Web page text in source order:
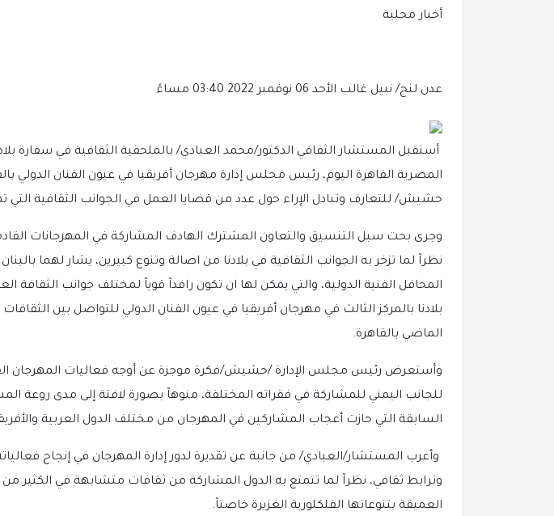
أخبار محلية
عدن لنج/ نبيل غالب الأحد 06 نوفمبر 2022 03:40 مساءً
أستقبل المستشار الثقافي الدكتور/محمد العبادي/ بالملحقية الثقافية في سفارة
المصرية القاهرة اليوم، رئيس مجلس إدارة مهرجان أفريقيا في عيون الفنان الدولي
حشيش/ للتعارف وتبادل الإراء حول عدد من قضايا العمل في الجوانب الثقافية التي
وجرى بحت سبل التنسيق والتعاون المشترك الهادف المشاركة في المهرجانات
نظرآ لما تزخر به الجوانب الثقافية في بلادنا من اصالة وتنوع كبيرين، يشار لهما
المحافل الفنية الدولية، والتي يمكن لها ان تكون رافدآ قويآ لمختلف جوانب الثقافة
بلادنا بالمركز الثالث في مهرجان أفريقيا في عيون الفنان الدولي للتواصل بين
الماضي بالقاهرة.
وأستعرض رئيس مجلس الإدارة /حشيش/فكرة موجزة عن أوجه فعاليات المهرجان
للجانب اليمني للمشاركة في فقراته المختلفة، منوهآ بصورة لافتة إلى مدى روعة
السابقة التي حازت أعجاب المشاركين في المهرجان من مختلف الدول العربية
وأعرب المستشار/العبادي/ من جانبة عن تقديرة لدور إدارة المهرجان في إنجاح
وترابط ثقافي، نظرآ لما تتمتع به الدول المشاركة من ثقافات متشابهة في الكثير من
العميقة بتنوعاتها الفلكلورية الغزيرة خاصتآ.